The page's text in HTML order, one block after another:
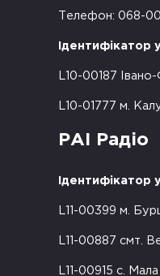
Телефон: 068-
Ідентифікатор
L10-00187
L10-01777 м.
РАІ Радіо
Ідентифікатор
L11-00399 м.
L11-00887 смт.
L11-00915 с.